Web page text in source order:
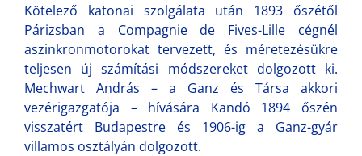
Kötelező katonai szolgálata után 1893 őszétől
Párizsban a Compagnie de Fives-Lille cégnél
aszinkronmotorokat tervezett, és méretezésükre
teljesen új számítási módszereket dolgozott ki.
Mechwart András – a Ganz és Társa akkori
vezérigazgatója – hívására Kandó 1894 őszén
visszatért Budapestre és 1906-ig a Ganz-gyár
villamos osztályán dolgozott.